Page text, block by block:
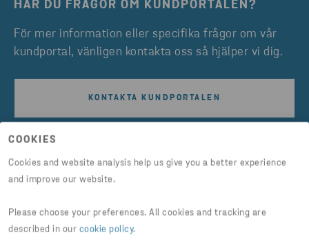
COOKIES
Cookies and website analysis help us give you a better experience
and improve our website.
Please choose your preferences. All cookies and tracking are
described in our cookie policy.
HAR DU FRÅGOR OM KUNDPORTALEN?
För mer information eller specifika frågor om vår
kundportal, vänligen kontakta oss så hjälper vi dig.
KONTAKTA KUNDPORTALEN
Har du en fråga och vill komma i